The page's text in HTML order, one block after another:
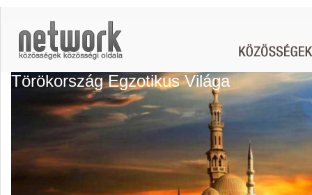
Törökország Egzotikus Világa